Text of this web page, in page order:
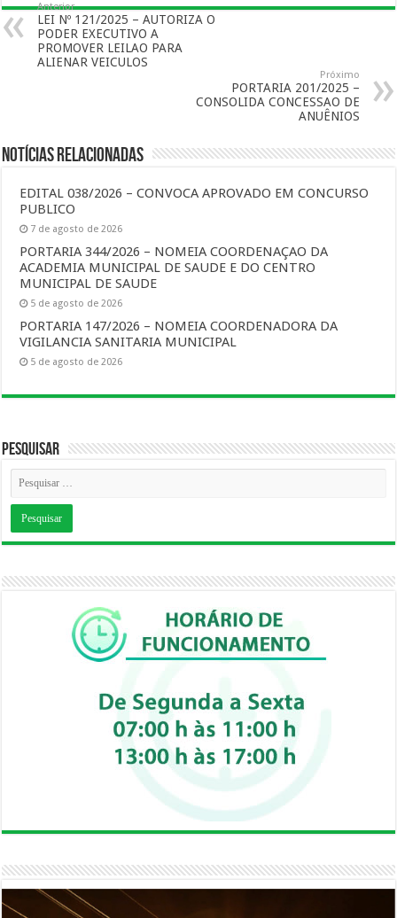
Anterior
LEI Nº 121/2025 – AUTORIZA O
PODER EXECUTIVO A
PROMOVER LEILAO PARA
ALIENAR VEICULOS
Próximo
PORTARIA 201/2025 –
CONSOLIDA CONCESSAO DE
ANUÊNIOS
Notícias Relacionadas
EDITAL 038/2026 – CONVOCA APROVADO EM CONCURSO
PUBLICO
7 de agosto de 2026
PORTARIA 344/2026 – NOMEIA COORDENAÇAO DA
ACADEMIA MUNICIPAL DE SAUDE E DO CENTRO
MUNICIPAL DE SAUDE
5 de agosto de 2026
PORTARIA 147/2026 – NOMEIA COORDENADORA DA
VIGILANCIA SANITARIA MUNICIPAL
5 de agosto de 2026
Pesquisar